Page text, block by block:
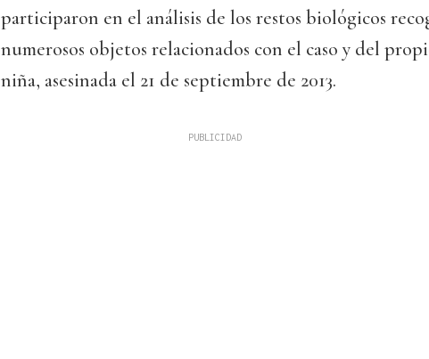
participaron en el análisis de los restos biológicos
numerosos objetos relacionados con el caso y del
niña, asesinada el 21 de septiembre de 2013.